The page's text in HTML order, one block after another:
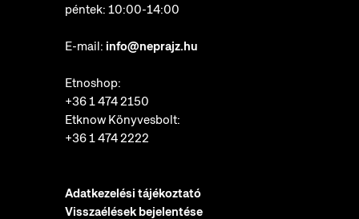
péntek: 10:00-14:00
E-mail: info@neprajz.hu
Etnoshop:
+36 1 474 2150
Etknow Könyvesbolt:
+36 1 474 2222
Adatkezelési tájékoztató
Visszaélések bejelentése